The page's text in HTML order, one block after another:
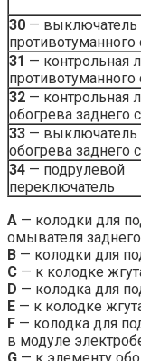
30 — выключатель
противотуманного
31 — контрольная
противотуманного
32 — контрольная
обогрева заднего
33 — выключатель
обогрева заднего
34 — подрулевой
переключатель
А — колодки для
омывателя заднего
В — колодки для
С — к колодке
D — колодка для
Е — к колодке
F — колодка для
в модуле